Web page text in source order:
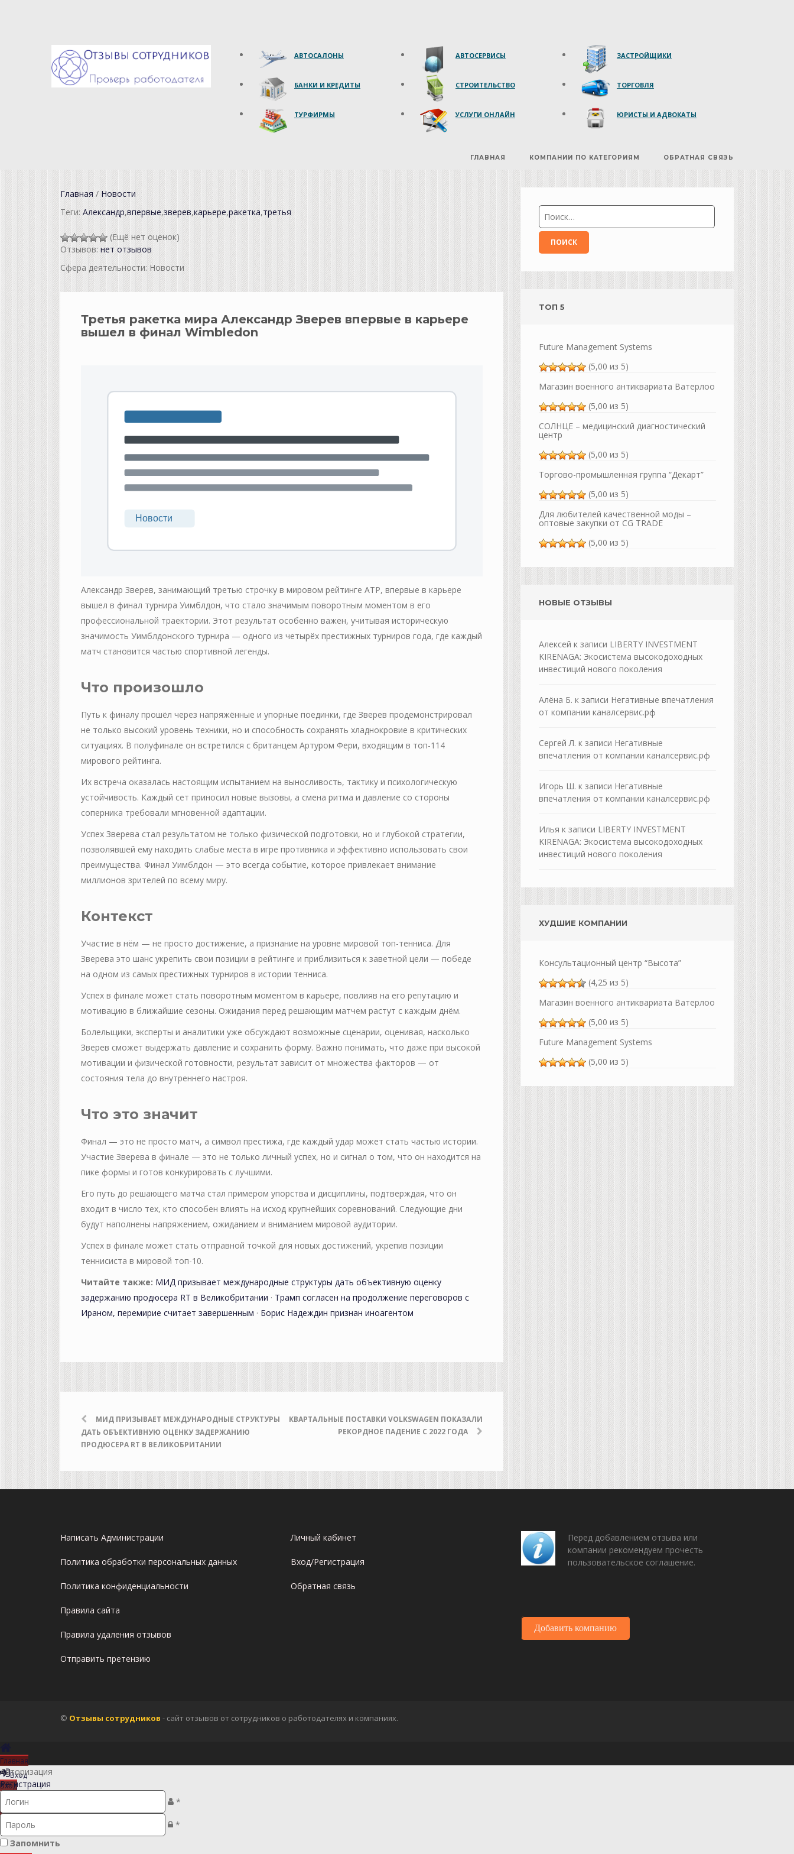
АВТОСАЛОНЫ АВТОСЕРВИСЫ ЗАСТРОЙЩИКИ
БАНКИ И КРЕДИТЫ СТРОИТЕЛЬСТВО ТОРГОВЛЯ
ТУРФИРМЫ УСЛУГИ ОНЛАЙН ЮРИСТЫ И АДВОКАТЫ
ГЛАВНАЯ КОМПАНИИ ПО КАТЕГОРИЯМ ОБРАТНАЯ СВЯЗЬ
Главная/Новости
Теги:Александр,впервые,зверев,карьере,ракетка,третья
(Ещё нет оценок)
Отзывов: нет отзывов
Сфера деятельности: Новости
Третья ракетка мира Александр Зверев впервые в карьере
вышел в финал Wimbledon
Александр Зверев, занимающий третью строчку в мировом рейтинге ATP, впервые в карьере
вышел в финал турнира Уимблдон, что стало значимым поворотным моментом в его
профессиональной траектории. Этот результат особенно важен, учитывая историческую
значимость Уимблдонского турнира — одного из четырёх престижных турниров года, где каждый
матч становится частью спортивной легенды.
Что произошло
Путь к финалу прошёл через напряжённые и упорные поединки, где Зверев продемонстрировал
не только высокий уровень техники, но и способность сохранять хладнокровие в критических
ситуациях. В полуфинале он встретился с британцем Артуром Фери, входящим в топ-114
мирового рейтинга.
Их встреча оказалась настоящим испытанием на выносливость, тактику и психологическую
устойчивость. Каждый сет приносил новые вызовы, а смена ритма и давление со стороны
соперника требовали мгновенной адаптации.
Успех Зверева стал результатом не только физической подготовки, но и глубокой стратегии,
позволявшей ему находить слабые места в игре противника и эффективно использовать свои
преимущества. Финал Уимблдон — это всегда событие, которое привлекает внимание
миллионов зрителей по всему миру.
Контекст
Участие в нём — не просто достижение, а признание на уровне мировой топ-тенниса. Для
Зверева это шанс укрепить свои позиции в рейтинге и приблизиться к заветной цели — победе
на одном из самых престижных турниров в истории тенниса.
Успех в финале может стать поворотным моментом в карьере, повлияв на его репутацию и
мотивацию в ближайшие сезоны. Ожидания перед решающим матчем растут с каждым днём.
Болельщики, эксперты и аналитики уже обсуждают возможные сценарии, оценивая, насколько
Зверев сможет выдержать давление и сохранить форму. Важно понимать, что даже при высокой
мотивации и физической готовности, результат зависит от множества факторов — от
состояния тела до внутреннего настроя.
Что это значит
Финал — это не просто матч, а символ престижа, где каждый удар может стать частью истории.
Участие Зверева в финале — это не только личный успех, но и сигнал о том, что он находится на
пике формы и готов конкурировать с лучшими.
Его путь до решающего матча стал примером упорства и дисциплины, подтверждая, что он
входит в число тех, кто способен влиять на исход крупнейших соревнований. Следующие дни
будут наполнены напряжением, ожиданием и вниманием мировой аудитории.
Успех в финале может стать отправной точкой для новых достижений, укрепив позиции
теннисиста в мировой топ-10.
Читайте также: МИД призывает международные структуры дать объективную оценку
задержанию продюсера RT в Великобритании · Трамп согласен на продолжение переговоров с
Ираном, перемирие считает завершенным · Борис Надеждин признан иноагентом
МИД ПРИЗЫВАЕТ МЕЖДУНАРОДНЫЕ СТРУКТУРЫ
ДАТЬ ОБЪЕКТИВНУЮ ОЦЕНКУ ЗАДЕРЖАНИЮ
ПРОДЮСЕРА RT В ВЕЛИКОБРИТАНИИ
КВАРТАЛЬНЫЕ ПОСТАВКИ VOLKSWAGEN ПОКАЗАЛИ
РЕКОРДНОЕ ПАДЕНИЕ С 2022 ГОДА
ТОП 5
Future Management Systems
(5,00 из 5)
Магазин военного антиквариата Ватерлоо
(5,00 из 5)
СОЛНЦЕ – медицинский диагностический
центр
(5,00 из 5)
Торгово-промышленная группа “Декарт”
(5,00 из 5)
Для любителей качественной моды –
оптовые закупки от CG TRADE
(5,00 из 5)
НОВЫЕ ОТЗЫВЫ
Алексей к записи LIBERTY INVESTMENT
KIRENAGA: Экосистема высокодоходных
инвестиций нового поколения
Алёна Б. к записи Негативные впечатления
от компании каналсервис.рф
Сергей Л. к записи Негативные
впечатления от компании каналсервис.рф
Игорь Ш. к записи Негативные
впечатления от компании каналсервис.рф
Илья к записи LIBERTY INVESTMENT
KIRENAGA: Экосистема высокодоходных
инвестиций нового поколения
ХУДШИЕ КОМПАНИИ
Консультационный центр “Высота”
(4,25 из 5)
Магазин военного антиквариата Ватерлоо
(5,00 из 5)
Future Management Systems
(5,00 из 5)
Написать Администрации
Политика обработки персональных данных
Политика конфиденциальности
Правила сайта
Правила удаления отзывов
Отправить претензию
Личный кабинет
Вход/Регистрация
Обратная связь
Перед добавлением отзыва или
компании рекомендуем прочесть
пользовательское соглашение.
Добавить компанию
© Отзывы сотрудников - сайт отзывов от сотрудников о работодателях и компаниях.
Главная
Вход
Вход
Регистрация
Регистрация
Авторизация
Регистрация
*
*
Запомнить